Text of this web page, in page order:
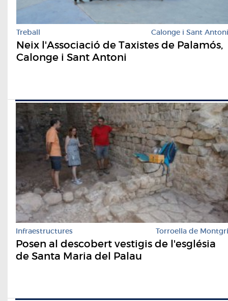
Treball Calonge i Sant Antoni
Neix l'Associació de Taxistes de Palamós,
Calonge i Sant Antoni
Infraestructures Torroella de Montgrí
Posen al descobert vestigis de l'església
de Santa Maria del Palau